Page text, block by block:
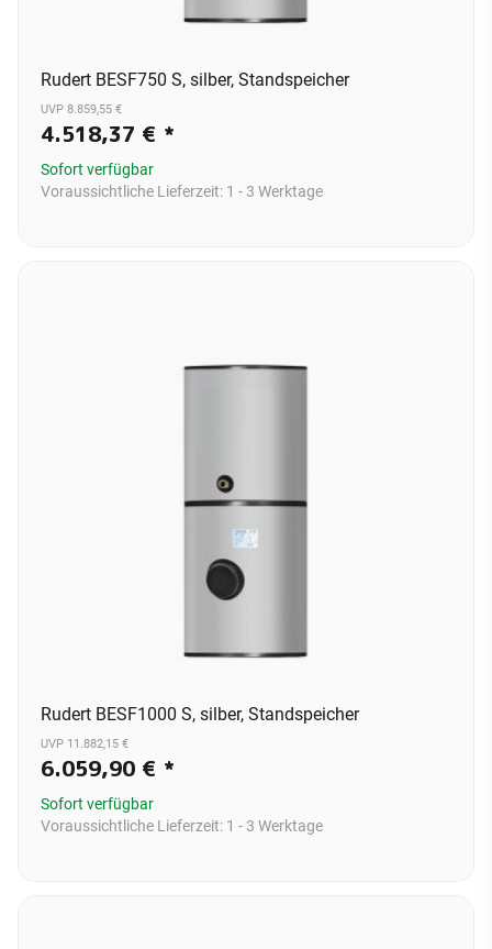
Rudert BESF750 S, silber, Standspeicher
UVP 8.859,55 €
4.518,37 € *
Sofort verfügbar
Voraussichtliche Lieferzeit: 1 - 3 Werktage
Rudert BESF1000 S, silber, Standspeicher
UVP 11.882,15 €
6.059,90 € *
Sofort verfügbar
Voraussichtliche Lieferzeit: 1 - 3 Werktage